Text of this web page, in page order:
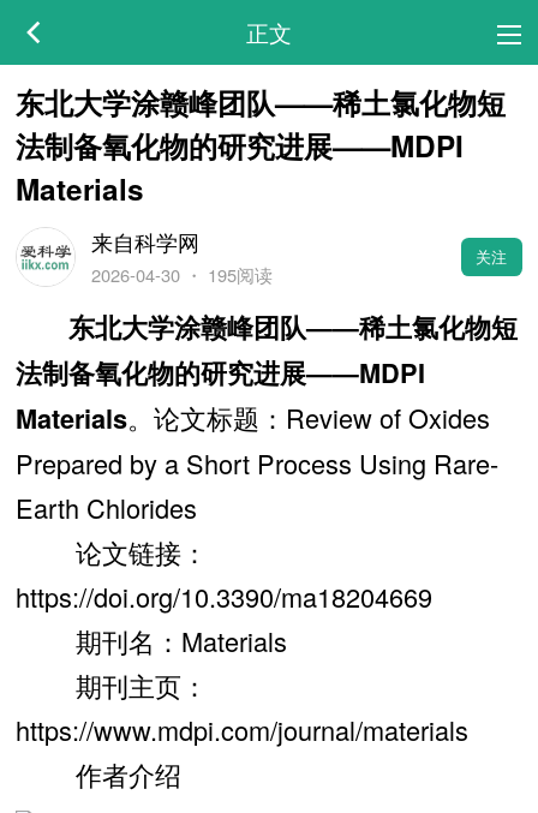
正文
东北大学涂赣峰团队——稀土氯化物短
法制备氧化物的研究进展——MDPI
Materials
来自科学网
2026-04-30・ 195阅读
关注
东北大学涂赣峰团队——稀土氯化物短
法制备氧化物的研究进展——MDPI
Materials。论文标题：Review of Oxides
Prepared by a Short Process Using Rare-
Earth Chlorides
论文链接：
https://doi.org/10.3390/ma18204669
期刊名：Materials
期刊主页：
https://www.mdpi.com/journal/materials
作者介绍